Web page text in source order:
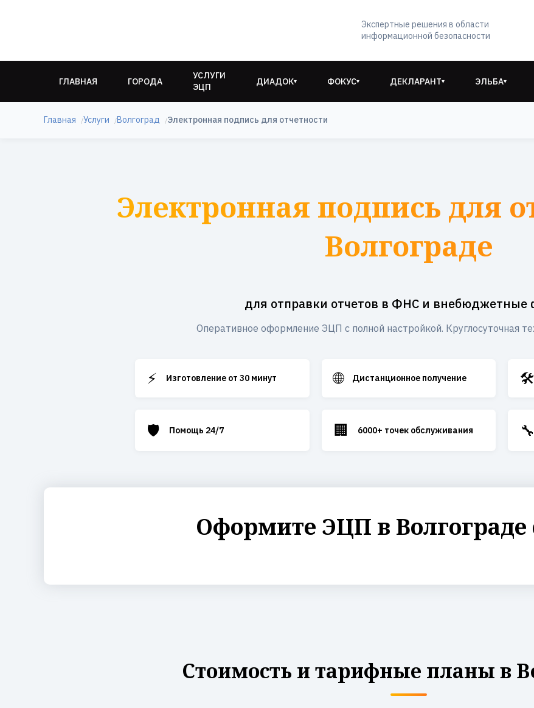
Экспертные решения в области
информационной безопасности
ГЛАВНАЯ ГОРОДА
УСЛУГИ
ЭЦП
ДИАДОК▾ ФОКУС▾ ДЕКЛАРАНТ▾ ЭЛЬБА▾
Главная Услуги Волгоград Электронная подпись для отчетности
Электронная подпись для
Волгограде
для отправки отчетов в ФНС и
Оперативное оформление ЭЦП с полной настройкой. Круглосуточная
⚡ Изготовление от 30 минут 🌐 Дистанционное получение 🛠️
🛡️ Помощь 24/7 🏢 6000+ точек обслуживания 🔧
Оформите ЭЦП в Волгограде
Стоимость и тарифные планы в